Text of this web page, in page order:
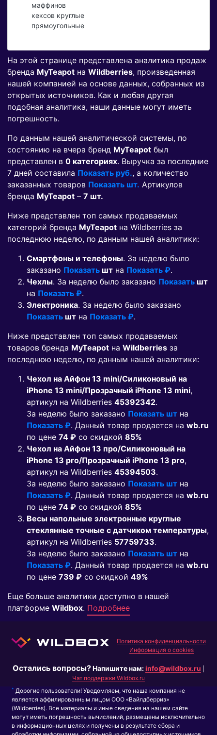
маффинов
кексов круглые
прямоугольные
На этой странице представлена аналитика продаж
бренда MyTeapot на Wildberries, произведенная
нашей компанией на основе данных, собранных из
открытых источников. Как и любая другая
подобная аналитика, наши данные могут иметь
погрешность.
По данным нашей аналитической системы, по
состоянию на вчера бренд MyTeapot был
представлен в 0 категориях. Выручка за последние
7 дней составила Показать руб., а количество
заказанных товаров Показать шт. Артикулов
бренда MyTeapot – 7 шт.
Ниже представлен топ самых продаваемых
категорий бренда MyTeapot на Wildberries за
последнюю неделю, по данным нашей аналитики:
Смартфоны и телефоны. За неделю было
заказано Показать шт на Показать ₽.
Чехлы. За неделю было заказано Показать шт
на Показать ₽.
Электроника. За неделю было заказано
Показать шт на Показать ₽.
Ниже представлен топ самых продаваемых
товаров бренда MyTeapot на Wildberries за
последнюю неделю, по данным нашей аналитики:
Чехол на Айфон 13 mini/Силиконовый на
iPhone 13 mini/Прозрачный iPhone 13 mini,
артикул на Wildberries 45392342.
За неделю было заказано Показать шт на
Показать ₽. Данный товар продается на wb.ru
по цене 74 ₽ co скидкой 85%
Чехол на Айфон 13 про/Силиконовый на
iPhone 13 pro/Прозрачный iPhone 13 pro,
артикул на Wildberries 45394503.
За неделю было заказано Показать шт на
Показать ₽. Данный товар продается на wb.ru
по цене 74 ₽ co скидкой 85%
Весы напольные электронные круглые
стеклянные точные с датчиком температуры,
артикул на Wildberries 57759733.
За неделю было заказано Показать шт на
Показать ₽. Данный товар продается на wb.ru
по цене 739 ₽ co скидкой 49%
Еще больше аналитики доступно в нашей
платформе Wildbox. Подробнее
Политика конфиденциальности
Информация о cookies
Остались вопросы?Напишите нам:info@wildbox.ru
Чат поддержки Wildbox.ru
* Дорогие пользователи! Уведомляем, что наша компания не
является аффилированным лицом ООО «Вайлдберриз»
(Wildberries). Все материалы и иные сведения на нашем сайте
могут иметь погрешность вычислений, размещены исключительно
в информационных целях и получены в результате сбора и